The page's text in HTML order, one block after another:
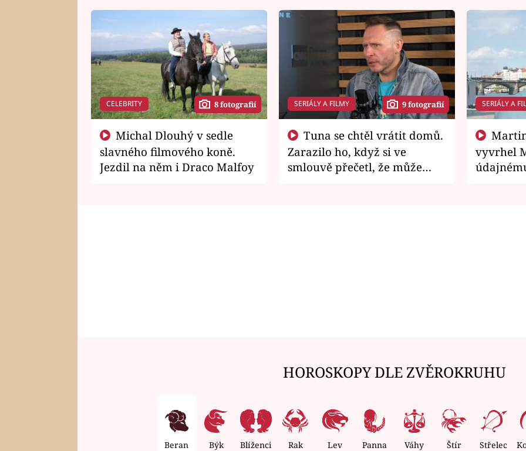
CELEBRITY 8 fotografií
slavného filmového koně.
Jezdil na něm i Draco Malfoy
SERIÁLY A FILMY 9 fotografií
Zarazilo ho, když si ve
smlouvě přečetl, že může
SERIÁLY A
vyvrhel
HOROSKOPY DLE ZVĚROKRUHU
Beran Býk Blíženci Rak Lev Panna Váhy Štír Střelec